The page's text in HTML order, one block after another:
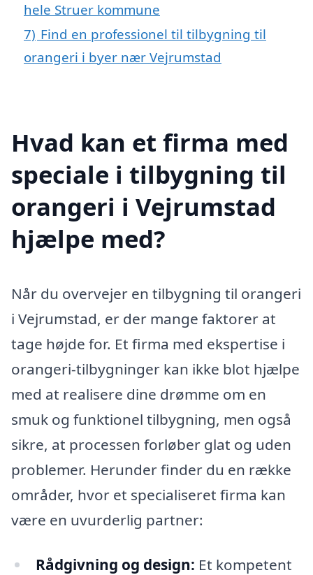
hele Struer kommune
7) Find en professionel til tilbygning til
orangeri i byer nær Vejrumstad
Hvad kan et firma med
speciale i tilbygning til
orangeri i Vejrumstad
hjælpe med?
Når du overvejer en tilbygning til orangeri
i Vejrumstad, er der mange faktorer at
tage højde for. Et firma med ekspertise i
orangeri-tilbygninger kan ikke blot hjælpe
med at realisere dine drømme om en
smuk og funktionel tilbygning, men også
sikre, at processen forløber glat og uden
problemer. Herunder finder du en række
områder, hvor et specialiseret firma kan
være en uvurderlig partner:
Rådgivning og design: Et kompetent